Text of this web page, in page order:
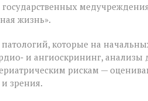
государственных
жизнь».
которые на
и ангиоскрининг, анализы
рискам —
зрения.